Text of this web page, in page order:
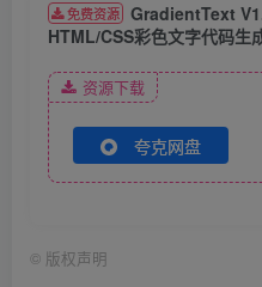
免费资源 GradientText
HTML/CSS彩色文字代码生
资源下载
夸克网盘
© 版权声明